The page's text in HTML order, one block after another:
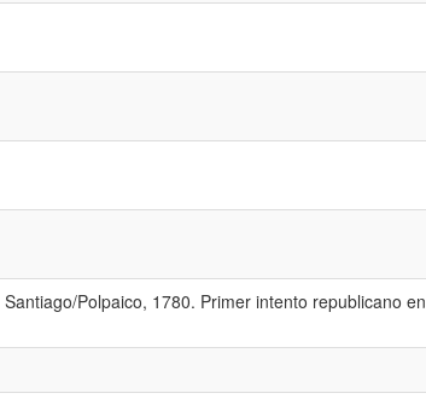
Polpaico, 1780. Primer intento republicano en